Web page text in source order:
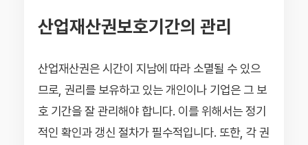
산업재산권보호기간의 관리
산업재산권은 시간이 지남에 따라 소멸될 수 있으
므로, 권리를 보유하고 있는 개인이나 기업은 그 보
호 기간을 잘 관리해야 합니다. 이를 위해서는 정기
적인 확인과 갱신 절차가 필수적입니다. 또한, 각 권